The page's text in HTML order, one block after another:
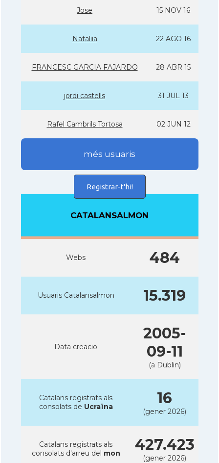
Jose 15 NOV 16
Nataliia 22 AGO 16
FRANCESC GARCIA FAJARDO 28 ABR 15
jordi castells 31 JUL 13
Rafel Cambrils Tortosa 02 JUN 12
més usuaris
Registrar-t'hi!
CATALANSALMON
Webs 484
Usuaris Catalansalmon 15.319
Data creacio
2005-
09-11
(a Dublin)
Catalans registrats als
consolats de Ucraïna 16
(gener 2026)
Catalans registrats als
consolats d'arreu del mon 427.423
(gener 2026)